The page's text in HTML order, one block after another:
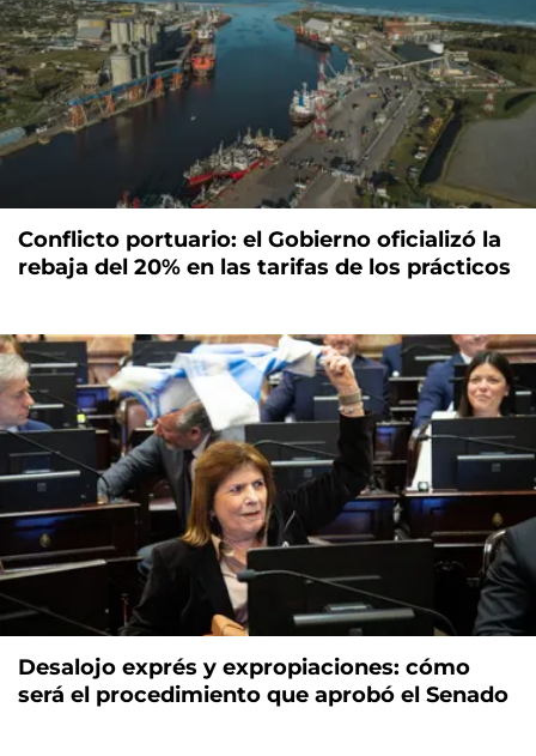
Conflicto portuario: el Gobierno oficializó la
rebaja del 20% en las tarifas de los prácticos
Desalojo exprés y expropiaciones: cómo
será el procedimiento que aprobó el Senado